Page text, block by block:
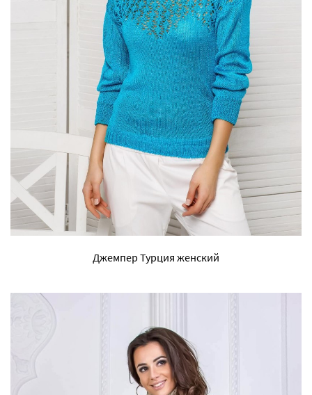
Джемпер Турция женский